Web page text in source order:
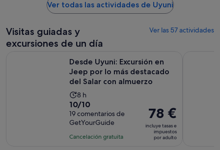
Ver todas las actividades de Uyuni
Visitas guiadas y
excursiones de un día
Ver las 57 actividades
Desde Uyuni: Excursión en
Jeep por lo más destacado
del Salar con almuerzo
La
duración
de
la
actividad
8 h
10.0
sobre
10
con
10/10
19 comentarios de
GetYourGuide
Cancelación gratuita
El
precio
es
de
78 €
incluye tasas e
impuestos
por adulto